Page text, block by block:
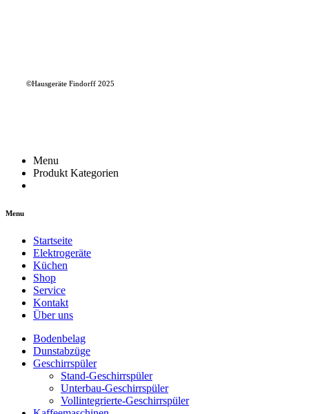
©Hausgeräte Findorff 2025
Menu
Produkt Kategorien
Menu
Startseite
Elektrogeräte
Küchen
Shop
Service
Kontakt
Über uns
Bodenbelag
Dunstabzüge
Geschirrspüler
Stand-Geschirrspüler
Unterbau-Geschirrspüler
Vollintegrierte-Geschirrspüler